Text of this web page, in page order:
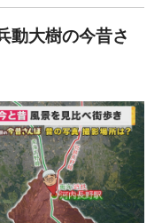
動大樹の今昔さ